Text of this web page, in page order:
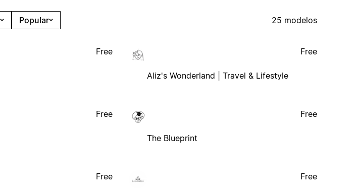
Popular 25 modelos
Free
Aliz's Wonderland | Travel & Lifestyle
Free
Free
The Blueprint
Free
Free Free